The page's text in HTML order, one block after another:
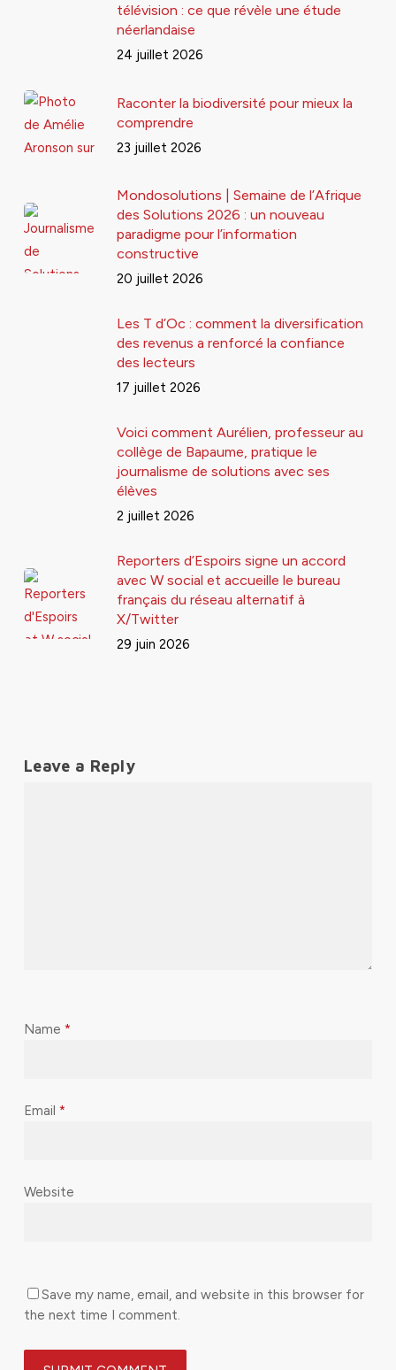
télévision : ce que révèle une étude
néerlandaise
24 juillet 2026
Raconter la biodiversité pour mieux la
comprendre
23 juillet 2026
Mondosolutions | Semaine de l’Afrique
des Solutions 2026 : un nouveau
paradigme pour l’information
constructive
20 juillet 2026
Les T d’Oc : comment la diversification
des revenus a renforcé la confiance
des lecteurs
17 juillet 2026
Voici comment Aurélien, professeur au
collège de Bapaume, pratique le
journalisme de solutions avec ses
élèves
2 juillet 2026
Reporters d’Espoirs signe un accord
avec W social et accueille le bureau
français du réseau alternatif à
X/Twitter
29 juin 2026
Leave a Reply
Name *
Email *
Website
Save my name, email, and website in this browser for
the next time I comment.